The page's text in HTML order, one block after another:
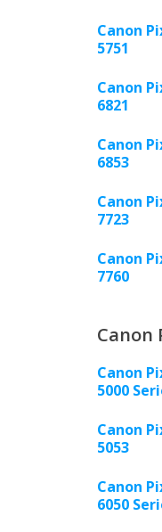
Canon
5751
Canon
6821
Canon
6853
Canon
7723
Canon
7760
Canon
Canon
5000
Canon
5053
Canon
6050